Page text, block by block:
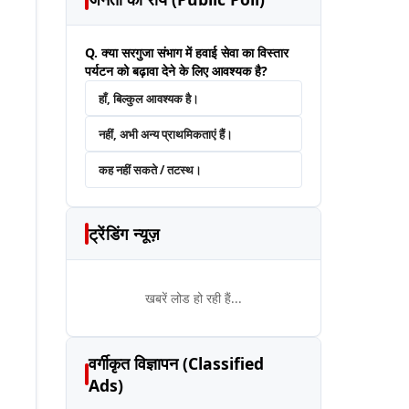
Q. क्या सरगुजा संभाग में हवाई सेवा का विस्तार
पर्यटन को बढ़ावा देने के लिए आवश्यक है?
हाँ, बिल्कुल आवश्यक है।
नहीं, अभी अन्य प्राथमिकताएं हैं।
कह नहीं सकते / तटस्थ।
ट्रेंडिंग न्यूज़
खबरें लोड हो रही हैं...
वर्गीकृत विज्ञापन (Classified
Ads)